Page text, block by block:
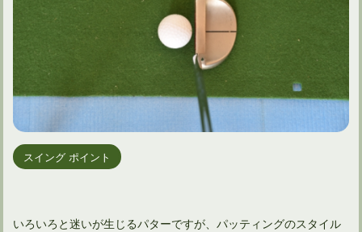
スイング ポイント
いろいろと迷いが生じるパターですが、パッティングのスタイル